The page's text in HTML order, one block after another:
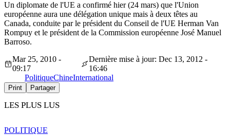
Un diplomate de l'UE a confirmé hier (24 mars) que l'Union
européenne aura une délégation unique mais à deux têtes au
Canada, conduite par le président du Conseil de l'UE Herman Van
Rompuy et le président de la Commission européenne José Manuel
Barroso.
Mar 25, 2010 -
09:17
Dernière mise à jour: Dec 13, 2012 -
16:46
PolitiqueChineInternational
Print Partager
LES PLUS LUS
POLITIQUE